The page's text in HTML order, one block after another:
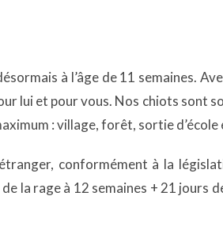
à l’âge de 11 semaines.
lui et pour vous. Nos chiots sont
: village, forêt, sortie d’école
conformément à la
la rage à 12 semaines + 21 jours